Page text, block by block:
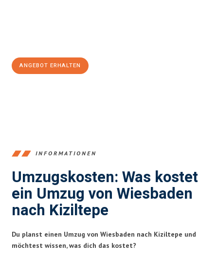
ANGEBOT ERHALTEN
INFORMATIONEN
Umzugskosten: Was kostet
ein Umzug von Wiesbaden
nach Kiziltepe
Du planst einen Umzug von Wiesbaden nach Kiziltepe und
möchtest wissen, was dich das kostet?